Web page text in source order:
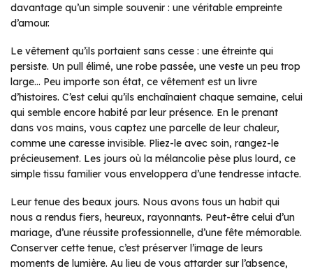
davantage qu’un simple souvenir : une véritable empreinte
d’amour.
Le vêtement qu’ils portaient sans cesse : une étreinte qui
persiste. Un pull élimé, une robe passée, une veste un peu trop
large… Peu importe son état, ce vêtement est un livre
d’histoires. C’est celui qu’ils enchaînaient chaque semaine, celui
qui semble encore habité par leur présence. En le prenant
dans vos mains, vous captez une parcelle de leur chaleur,
comme une caresse invisible. Pliez-le avec soin, rangez-le
précieusement. Les jours où la mélancolie pèse plus lourd, ce
simple tissu familier vous enveloppera d’une tendresse intacte.
Leur tenue des beaux jours. Nous avons tous un habit qui
nous a rendus fiers, heureux, rayonnants. Peut-être celui d’un
mariage, d’une réussite professionnelle, d’une fête mémorable.
Conserver cette tenue, c’est préserver l’image de leurs
moments de lumière. Au lieu de vous attarder sur l’absence,